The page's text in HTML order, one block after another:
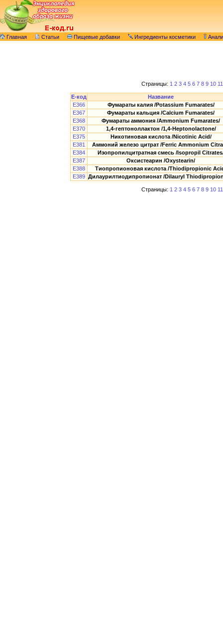
Главная Статьи Пищевые добавки Ингредиенты косметики
Страницы: 1 2 3 4 5 6 7 8 9 10 11
E-код
Название
E366
Фумараты калия /Potassium Fumarates/
E367
Фумараты кальция /Calcium Fumarates/
E368
Фумараты аммония /Ammonium Fumarates/
E370
1,4-гептоноллактон /1,4-Heptonolactone/
E375
Никотиновая кислота /Nicotinic Acid/
E381
Аммоний железо цитрат /Ferric Аmmonium
E384
Изопропилцитратная смесь /Isopropil
E387
Оксистеарин /Oxystearin/
E388
Тиопропионовая кислота /Thiodipropionic
E389 Дилаурилтиодипропионат /Dilauryl
Страницы: 1 2 3 4 5 6 7 8 9 10 11